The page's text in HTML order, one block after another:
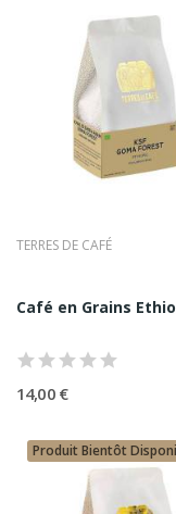
Pour
On recherche
sucrosité
capacité a bien
d’origine
plus chocolatés et
On privilégie
certains profils
Pour Piston
On aime les
épices.
Pour Moka
TERRES DE CAFÉ
Café en Grains
14,00 €
Produit Bientôt